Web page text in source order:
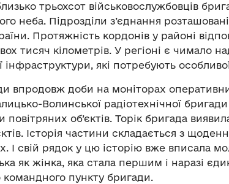
трьохсот військовослужбовців
неба. Підрозділи з’єднання
Протяжність кордонів у районі
тисяч кілометрів. У регіоні є чимало
інфраструктури, які потребують
впродовж доби на моніторах
Волинської радіотехнічної
повітряних об’єктів. Торік бригада
Історія частини складається з
І свій рядок у цю історію вже вписала
як жінка, яка стала першим і наразі
командного пункту бригади.